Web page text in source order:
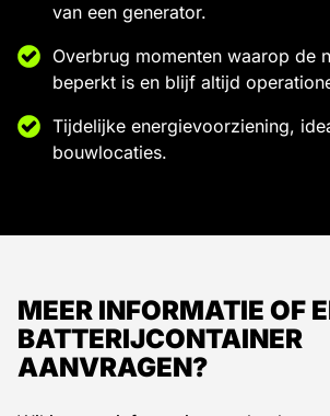
van een generator.
Overbrug momenten waarop de
beperkt is en blijf altijd
Tijdelijke energievoorziening,
bouwlocaties.
MEER INFORMATIE OF
BATTERIJCONTAINER
AANVRAGEN?